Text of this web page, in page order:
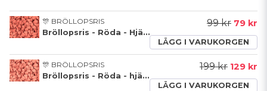
🎊 BRÖLLOPSRIS
Bröllopsris - Röda - Hjärtan - 250g
99 kr 79 kr
LÄGG I VARUKORGEN
🎊 BRÖLLOPSRIS
Bröllopsris - Röda - hjärtan - 500g
199 kr 129 kr
LÄGG I VARUKORGEN